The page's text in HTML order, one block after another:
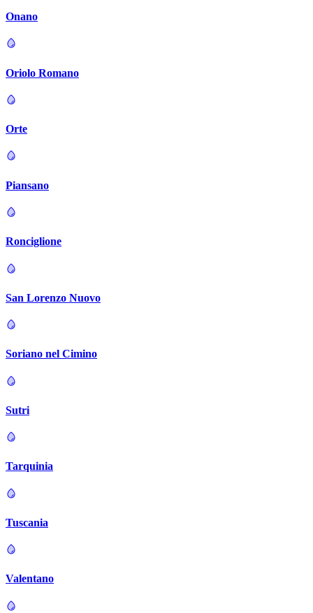
Onano
Oriolo Romano
Orte
Piansano
Ronciglione
San Lorenzo Nuovo
Soriano nel Cimino
Sutri
Tarquinia
Tuscania
Valentano